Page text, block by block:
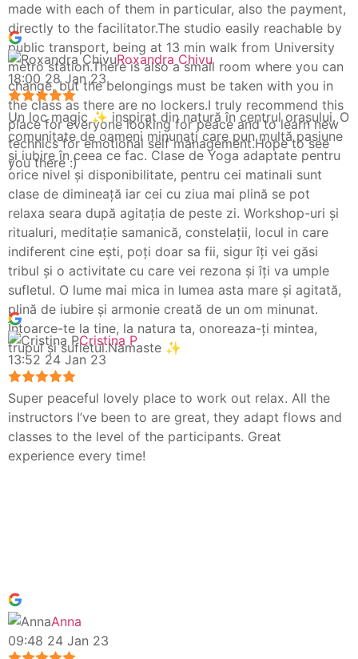
made with each of them in particular, also the payment,
directly to the facilitator.The studio easily reachable by
public transport, being at 13 min walk from University
metro station.There is also a small room where you can
change, but the belongings must be taken with you in
the class as there are no lockers.I truly recommend this
place for everyone looking for peace and to learn new
technics for emotional self management.Hope to see
you there :)
Roxandra Chivu
18:00 28 Jan 23
Un loc magic ✨ inspirat din natură în centrul orașului. O
comunitate de oameni minunați care pun multă pasiune
și iubire în ceea ce fac. Clase de Yoga adaptate pentru
orice nivel și disponibilitate, pentru cei matinali sunt
clase de dimineață iar cei cu ziua mai plină se pot
relaxa seara după agitația de peste zi. Workshop-uri și
ritualuri, meditație samanică, constelații, locul in care
indiferent cine ești, poți doar sa fii, sigur îți vei găsi
tribul și o activitate cu care vei rezona și îți va umple
sufletul. O lume mai mica in lumea asta mare și agitată,
plină de iubire și armonie creată de un om minunat.
Întoarce-te la tine, la natura ta, onoreaza-ți mintea,
trupul și sufletul.Namaste ✨
Cristina P
13:52 24 Jan 23
Super peaceful lovely place to work out relax. All the
instructors I’ve been to are great, they adapt flows and
classes to the level of the participants. Great
experience every time!
Anna
09:48 24 Jan 23